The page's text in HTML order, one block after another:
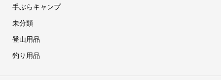
手ぶらキャンプ
未分類
登山用品
釣り用品